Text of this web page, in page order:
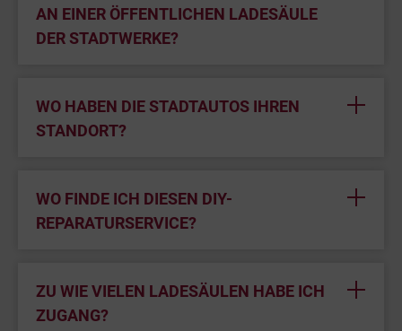
AN EINER ÖFFENTLICHEN LADESÄULE
DER STADTWERKE?
WO HABEN DIE STADTAUTOS IHREN
STANDORT?
WO FINDE ICH DIESEN DIY-
REPARATURSERVICE?
ZU WIE VIELEN LADESÄULEN HABE ICH
ZUGANG?